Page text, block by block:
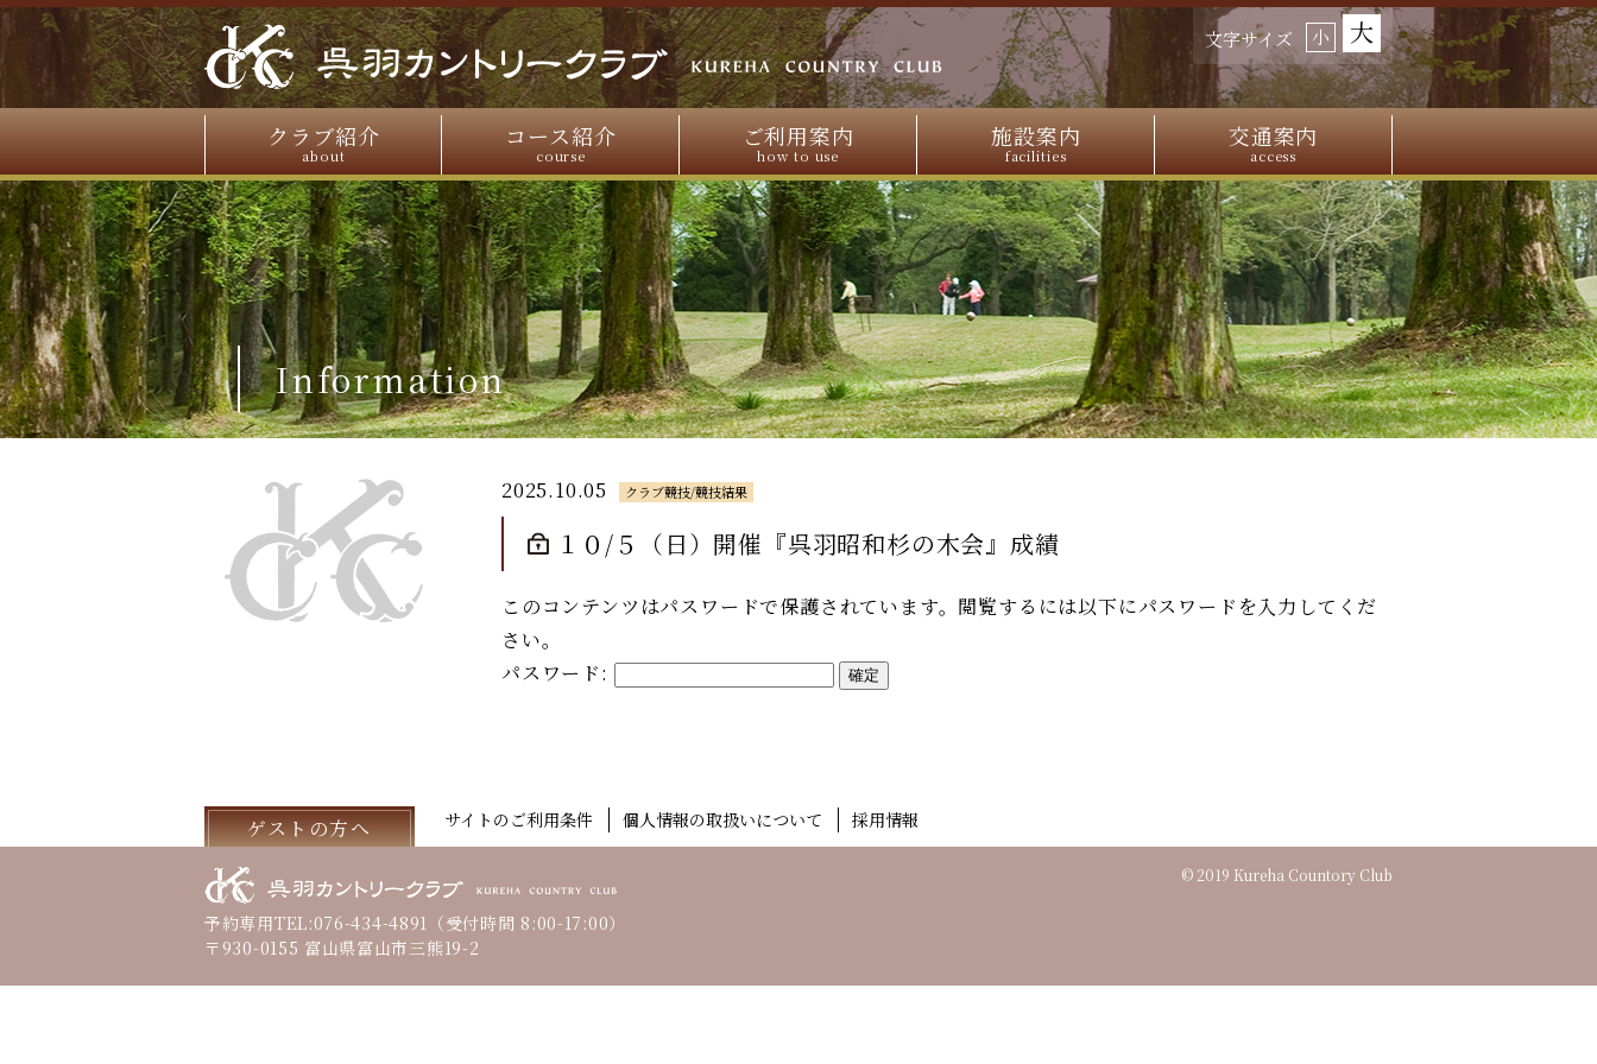
文字サイズ 小 大
Information
クラブ紹介
about
コース紹介
course
ご利用案内
how to use
施設案内
facilities
交通案内
access
2025.10.05 クラブ競技/競技結果
１０/５（日）開催『呉羽昭和杉の木会』成績
このコンテンツはパスワードで保護されています。閲覧するには以下にパスワードを入力してくだ
さい。
パスワード:
サイトのご利用条件 個人情報の取扱いについて 採用情報
ゲストの方へ
予約専用TEL:076-434-4891 （受付時間 8:00-17:00）
〒930-0155 富山県富山市三熊19-2
© 2019 Kureha Countory Club